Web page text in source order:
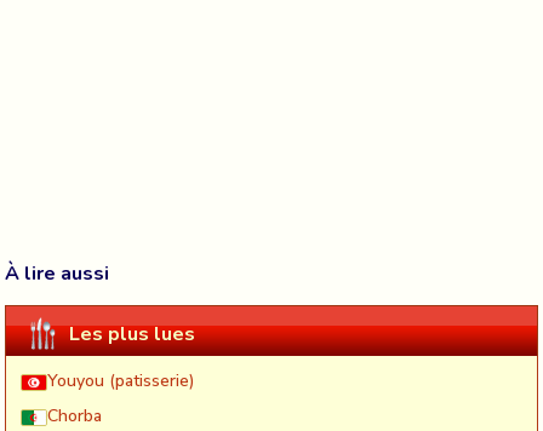
À lire aussi
Les plus lues
Youyou (patisserie)
Chorba